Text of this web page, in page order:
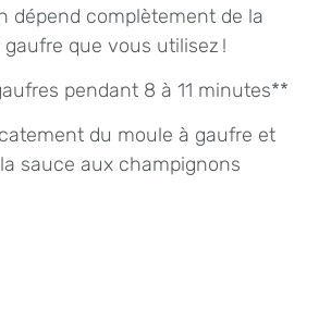
dépend complètement de la
que vous utilisez !
pendant 8 à 11 minutes**
du moule à gaufre et
sauce aux champignons